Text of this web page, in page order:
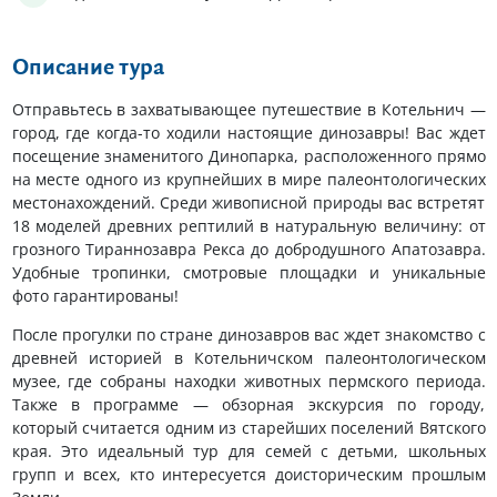
Описание тура
Отправьтесь в захватывающее путешествие в Котельнич —
город, где когда-то ходили настоящие динозавры! Вас ждет
посещение знаменитого Динопарка, расположенного прямо
на месте одного из крупнейших в мире палеонтологических
местонахождений. Среди живописной природы вас встретят
18 моделей древних рептилий в натуральную величину: от
грозного Тираннозавра Рекса до добродушного Апатозавра.
Удобные тропинки, смотровые площадки и уникальные
фото гарантированы!
После прогулки по стране динозавров вас ждет знакомство с
древней историей в Котельничском палеонтологическом
музее, где собраны находки животных пермского периода.
Также в программе — обзорная экскурсия по городу,
который считается одним из старейших поселений Вятского
края. Это идеальный тур для семей с детьми, школьных
групп и всех, кто интересуется доисторическим прошлым